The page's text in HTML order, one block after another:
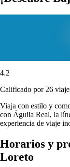
4.2
Calificado por 26
Viaja con estilo y
con Águila Real, la
experiencia de viaje
Horarios y
Loreto